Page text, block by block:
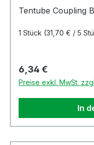
Tentube Coupling
1 Stück (31,70 € / 5
Regulärer Preis:
6,34 €
Preise exkl. MwSt.
In